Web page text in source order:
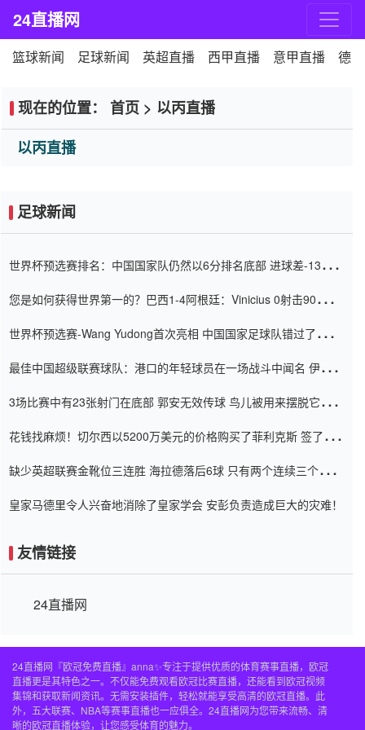
24直播网
篮球新闻 足球新闻 英超直播 西甲直播 意甲直播 德
现在的位置： 首页 > 以丙直播
以丙直播
足球新闻
世界杯预选赛排名：中国国家队仍然以6分排名底部 进球差-13令人
您是如何获得世界第一的？巴西1-4阿根廷：Vinicius 0射击90分钟
世界杯预选赛-Wang Yudong首次亮相 中国国家足球队错过了世界
最佳中国超级联赛球队：港口的年轻球员在一场战斗中闻名 伊万放
3场比赛中有23张射门在底部 郭安无效传球 鸟儿被用来摆脱它
花钱找麻烦！切尔西以5200万美元的价格购买了菲利克斯 签了7年
缺少英超联赛金靴位三连胜 海拉德落后6球 只有两个连续三个连续
皇家马德里令人兴奋地消除了皇家学会 安彭负责造成巨大的灾难！
友情链接
24直播网
24直播网『欧冠免费直播』anna✨专注于提供优质的体育赛事直播，欧冠
直播更是其特色之一。不仅能免费观看欧冠比赛直播，还能看到欧冠视频
集锦和获取新闻资讯。无需安装插件，轻松就能享受高清的欧冠直播。此
外，五大联赛、NBA等赛事直播也一应俱全。24直播网为您带来流畅、清
晰的欧冠直播体验，让您感受体育的魅力。